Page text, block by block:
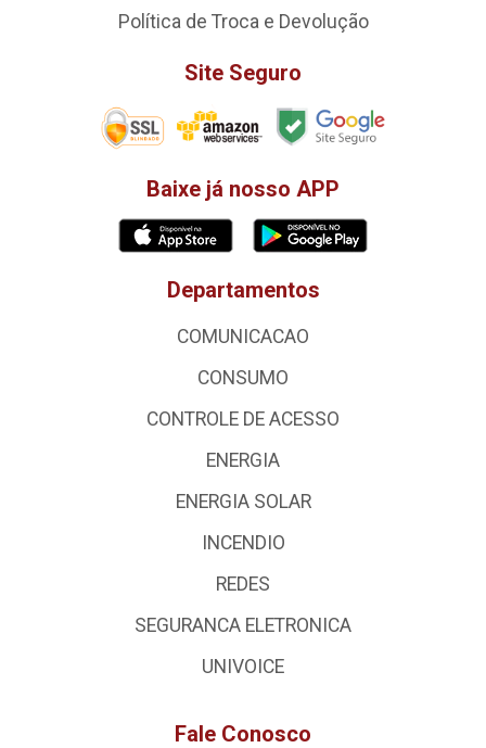
Política de Troca e Devolução
Site Seguro
Baixe já nosso APP
Departamentos
COMUNICACAO
CONSUMO
CONTROLE DE ACESSO
ENERGIA
ENERGIA SOLAR
INCENDIO
REDES
SEGURANCA ELETRONICA
UNIVOICE
Fale Conosco